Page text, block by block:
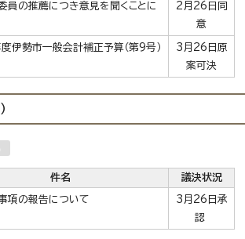
員の推薦につき意見を聞くことに
2月26日同
意
伊勢市一般会計補正予算（第9号）
3月26日原
案可決
件名 議決状況
項の報告について
3月26日承
認